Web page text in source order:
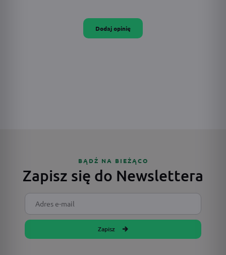
Dodaj opinię
BĄDŹ NA BIEŻĄCO
Zapisz się do Newslettera
Zapisz